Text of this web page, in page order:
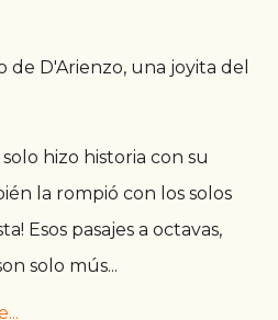
de D'Arienzo, una joyita del
hizo historia con su
la rompió con los solos
Esos pasajes a octavas,
solo mús...